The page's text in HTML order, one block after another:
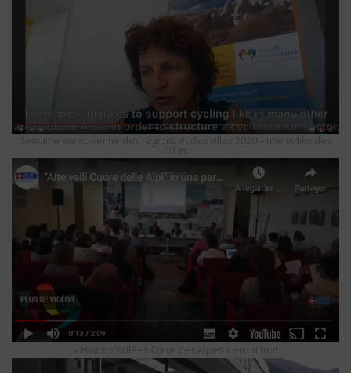
Semaine européenne des régions et des villes 2020 – une vidéo des
PITer
« Hautes Vallées Cœur des Alpes » en un mot